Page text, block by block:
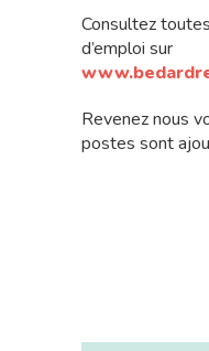
Consultez
d’emploi sur
Revenez nous
postes sont